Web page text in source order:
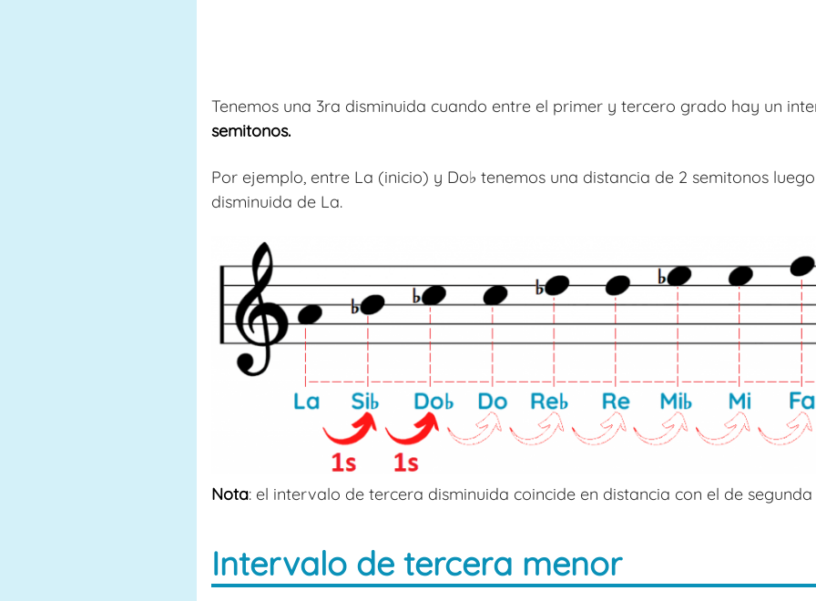
Tenemos una 3ra disminuida cuando entre el primer y tercero grado hay un
semitonos.
Por ejemplo, entre La (inicio) y Do♭ tenemos una distancia de 2 semitonos
disminuida de La.
Nota: el intervalo de tercera disminuida coincide en distancia con el de
Intervalo de tercera menor